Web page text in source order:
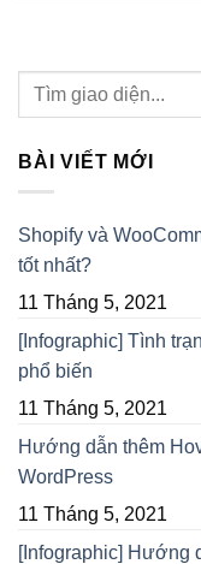
BÀI VIẾT MỚI
Shopify và
tốt nhất?
11 Tháng 5, 2021
[Infographic] Tình
phổ biến
11 Tháng 5, 2021
Hướng dẫn thêm
WordPress
11 Tháng 5, 2021
[Infographic] Hướng